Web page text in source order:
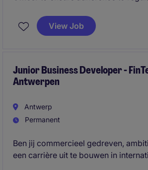
services industry . This position
opportunity to work in a challenging
View Job
Junior Business Developer -
Antwerpen
Antwerp
Permanent
Ben jij commercieel gedreven,
een carrière uit te bouwen in